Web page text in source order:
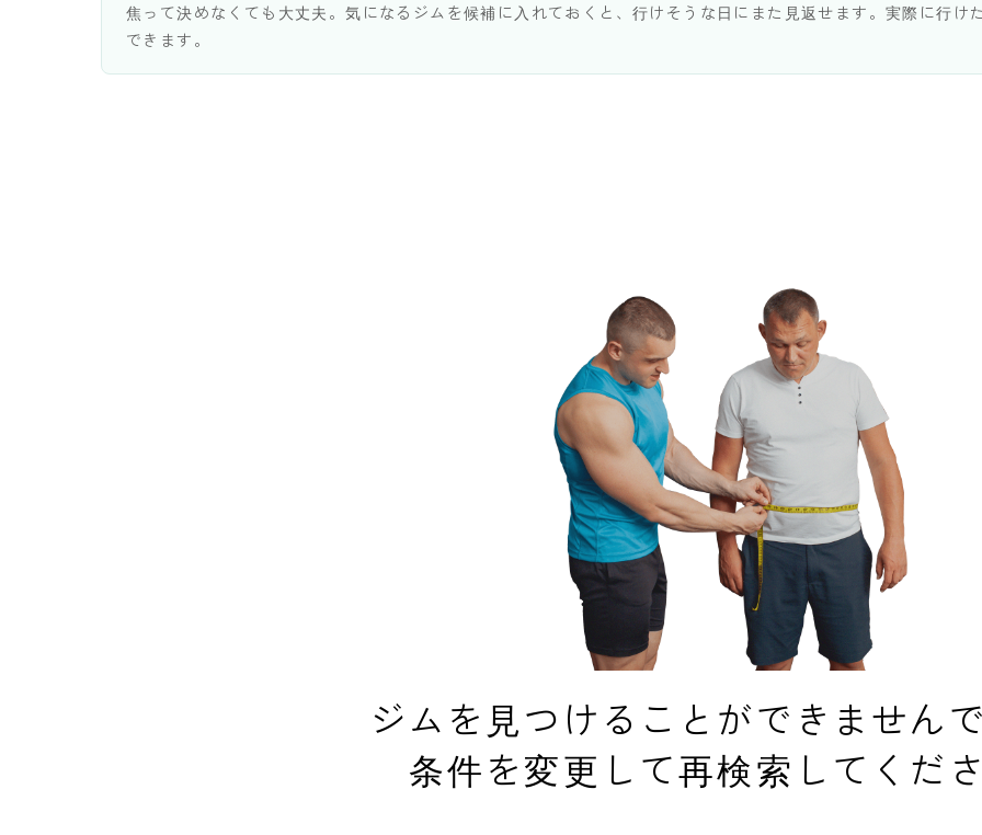
焦って決めなくても大丈夫。気になるジムを候補に入れておくと、行けそうな日にまた見返せます。実際に行け
できます。
ジムを見つけることができませんで
条件を変更して再検索してくださ